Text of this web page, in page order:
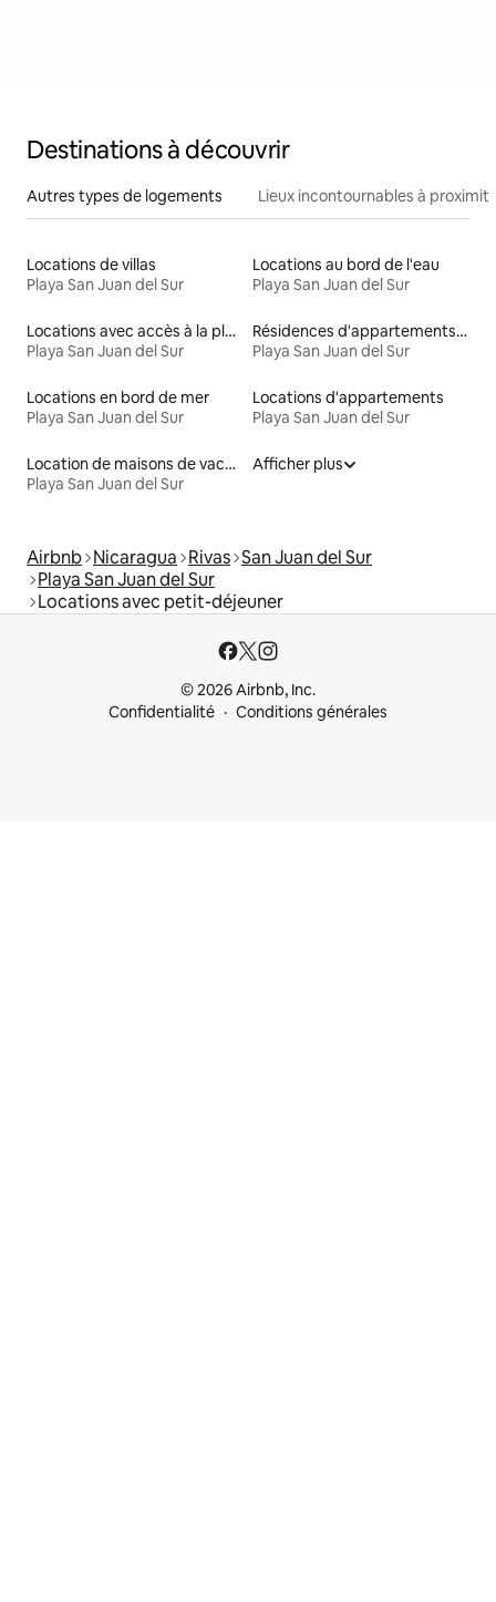
Destinations à découvrir
Autres types de logements Lieux incontournables à
Locations de villas
Playa San Juan del Sur
Locations au bord de l'eau
Playa San Juan del Sur
Locations avec accès à la plage
Playa San Juan del Sur
Résidences d'appartements en location
Playa San Juan del Sur
Locations en bord de mer
Playa San Juan del Sur
Locations d'appartements
Playa San Juan del Sur
Location de maisons de vacances
Playa San Juan del Sur
Afficher plus
Airbnb Nicaragua Rivas San Juan del Sur
Playa San Juan del Sur
Locations avec petit-déjeuner
© 2026 Airbnb, Inc.
Confidentialité
Conditions générales